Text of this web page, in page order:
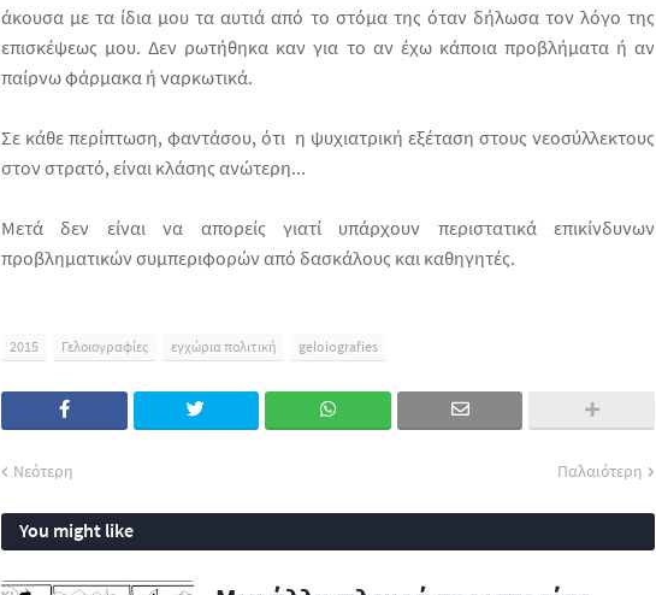
άκουσα με τα ίδια μου τα αυτιά από το στόμα της όταν δήλωσα τον λόγο της
επισκέψεως μου. Δεν ρωτήθηκα καν για το αν έχω κάποια προβλήματα ή αν
παίρνω φάρμακα ή ναρκωτικά.
Σε κάθε περίπτωση, φαντάσου, ότι η ψυχιατρική εξέταση στους νεοσύλλεκτους
στον στρατό, είναι κλάσης ανώτερη...
Μετά δεν είναι να απορείς γιατί υπάρχουν περιστατικά επικίνδυνων
προβληματικών συμπεριφορών από δασκάλους και καθηγητές.
2015 Γελοιογραφίες εγχώρια πολιτική geloiografies
Νεότερη Παλαιότερη
You might like